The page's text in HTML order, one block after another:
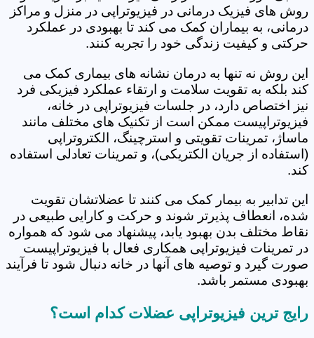
روش های فیزیک درمانی در فیزیوتراپی در منزل و مراکز
درمانی، به بیماران کمک می کند تا بهبودی در عملکرد
حرکتی و کیفیت زندگی خود را تجربه کنند.
این روش نه تنها به درمان نشانه های بیماری کمک می
کند بلکه به تقویت سلامت و ارتقاء عملکرد فیزیکی فرد
نیز اختصاص دارد، در جلسات فیزیوتراپی در خانه،
فیزیوتراپیست ممکن است از تکنیک های مختلف مانند
ماساژ، تمرینات تقویتی و استرچینگ، الکتروتراپی
(استفاده از جریان الکتریکی)، و تمرینات تعادلی استفاده
کند.
این تدابیر به بیمار کمک می کنند تا عضلاتشان تقویت
شده، انعطاف پذیرتر شوند و حرکت و کارایی طبیعی در
نقاط مختلف بدن بهبود یابد، پیشنهاد می شود که همواره
در تمرینات فیزیوتراپی همکاری فعال با فیزیوتراپیست
صورت گیرد و توصیه های آنها در خانه دنبال شود تا فرآیند
بهبودی مستمر باشد.
رایج ترین فیزیوتراپی عضلات کدام است؟